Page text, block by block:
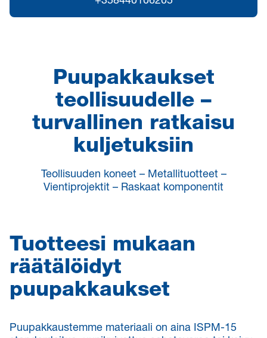
Puupakkaukset
teollisuudelle –
turvallinen ratkaisu
kuljetuksiin
Teollisuuden koneet – Metallituotteet –
Vientiprojektit – Raskaat komponentit
Tuotteesi mukaan
räätälöidyt
puupakkaukset
Puupakkaustemme materiaali on aina ISPM-15